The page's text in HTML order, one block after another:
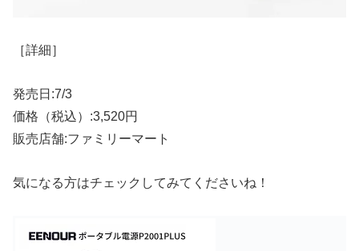
［詳細］
発売日:7/3
価格（税込）:3,520円
販売店舗:ファミリーマート
気になる方はチェックしてみてくださいね！